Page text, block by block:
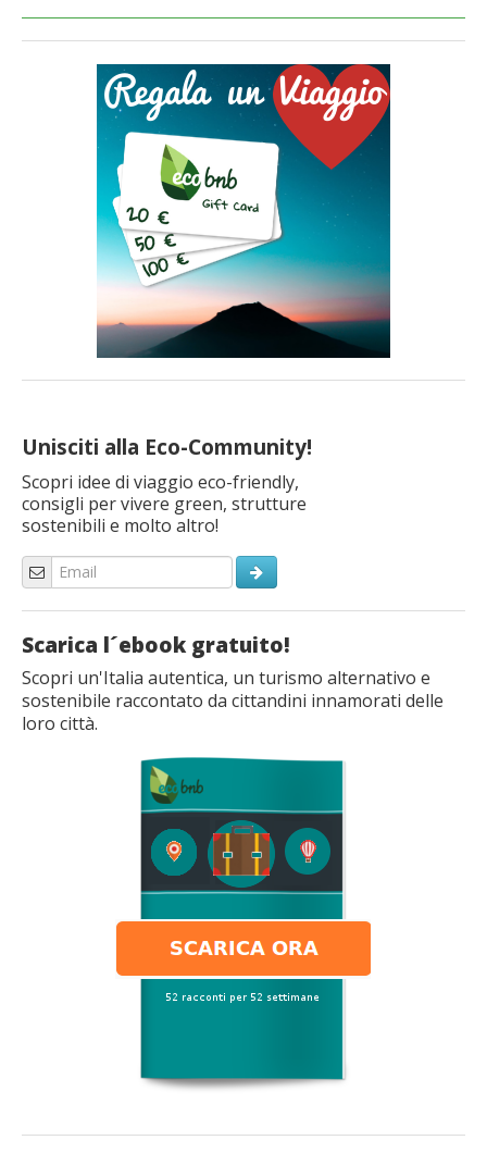
Unisciti alla Eco-Community!
Scopri idee di viaggio eco-friendly,
consigli per vivere green, strutture
sostenibili e molto altro!
Scarica l´ebook gratuito!
Scopri un'Italia autentica, un turismo alternativo e
sostenibile raccontato da cittandini innamorati delle
loro città.